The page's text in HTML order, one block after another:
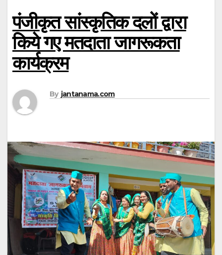
पंजीकृत सांस्कृतिक दलों द्वारा
किये गए मतदाता जागरूकता
कार्यक्रम
By jantanama.com